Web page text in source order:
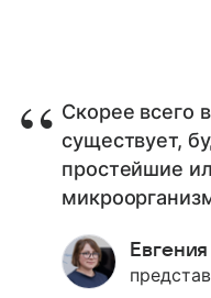
Скорее всего
существует,
простейшие